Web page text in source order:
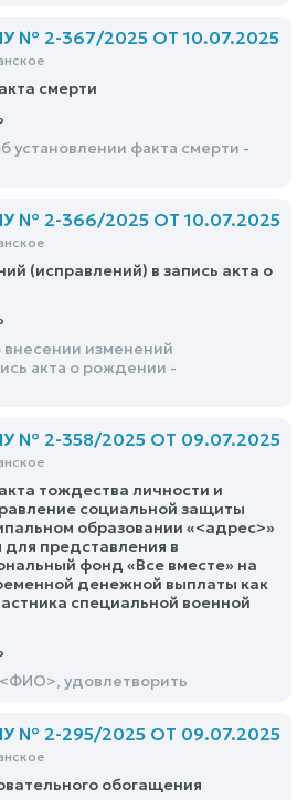
№ 2-367/2025 ОТ 10.07.2025
смерти
установлении факта смерти -
№ 2-366/2025 ОТ 10.07.2025
(исправлений) в запись акта о
изменений
акта о рождении -
№ 2-358/2025 ОТ 09.07.2025
тождества личности и
социальной защиты
образовании «<адрес>»
представления в
фонд «Все вместе» на
денежной выплаты как
специальной военной
удовлетворить
№ 2-295/2025 ОТ 09.07.2025
обогащения